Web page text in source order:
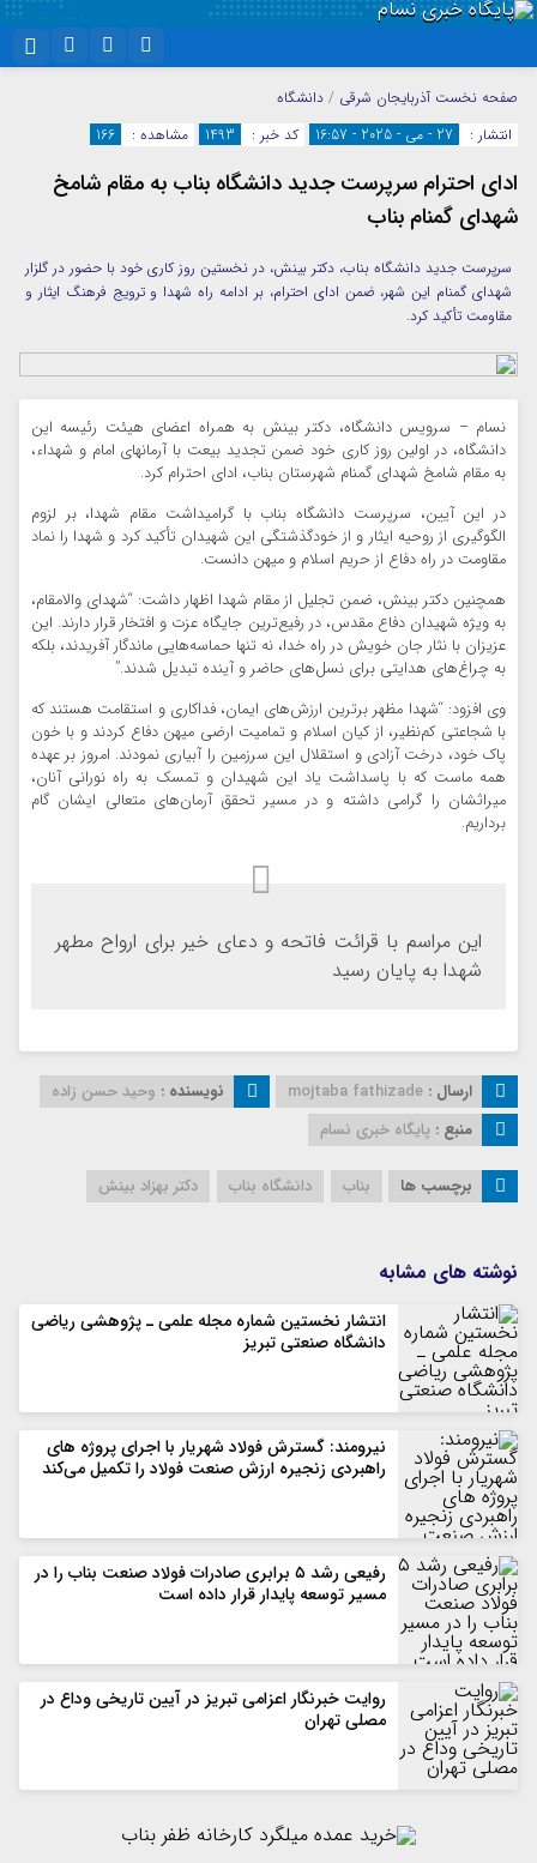
اینستاگرام
سروش
ایتا
آپارات
واتساپ
نام کاربری یا نشانی ایمیل
رمز عبور
مرا به خاطر بسپار
صفحه نخست آذربایجان شرقی / دانشگاه
انتشار :
27 - می - 2025 - 16:57 کد خبر : 1493 مشاهده : 166
ادای احترام سرپرست جدید دانشگاه بناب به مقام شامخ
شهدای گمنام بناب
سرپرست جدید دانشگاه بناب، دکتر بینش، در نخستین روز کاری خود با حضور در گلزار
شهدای گمنام این شهر، ضمن ادای احترام، بر ادامه راه شهدا و ترویج فرهنگ ایثار و
مقاومت تأکید کرد.
نسام – سرویس دانشگاه، دکتر بینش به همراه اعضای هیئت رئیسه این
دانشگاه، در اولین روز کاری خود ضمن تجدید بیعت با آرمانهای امام و شهداء،
به مقام شامخ شهدای گمنام شهرستان بناب، ادای احترام کرد.
در این آیین، سرپرست دانشگاه بناب با گرامیداشت مقام شهدا، بر لزوم
الگوگیری از روحیه ایثار و از خودگذشتگی این شهیدان تأکید کرد و شهدا را نماد
مقاومت در راه دفاع از حریم اسلام و میهن دانست.
همچنین دکتر بینش، ضمن تجلیل از مقام شهدا اظهار داشت: “شهدای والامقام،
به ویژه شهیدان دفاع مقدس، در رفیع‌ترین جایگاه عزت و افتخار قرار دارند. این
عزیزان با نثار جان خویش در راه خدا، نه تنها حماسه‌هایی ماندگار آفریدند، بلکه
به چراغ‌های هدایتی برای نسل‌های حاضر و آینده تبدیل شدند.”
وی افزود: “شهدا مظهر برترین ارزش‌های ایمان، فداکاری و استقامت هستند که
با شجاعتی کم‌نظیر، از کیان اسلام و تمامیت ارضی میهن دفاع کردند و با خون
پاک خود، درخت آزادی و استقلال این سرزمین را آبیاری نمودند. امروز بر عهده
همه ماست که با پاسداشت یاد این شهیدان و تمسک به راه نورانی آنان،
میراثشان را گرامی داشته و در مسیر تحقق آرمان‌های متعالی ایشان گام
برداریم.
این مراسم با قرائت فاتحه و دعای خیر برای ارواح مطهر
شهدا به پایان رسید
ارسال : mojtaba fathizade نویسنده : وحید حسن زاده
منبع : پایگاه خبری نسام
برچسب ها بناب دانشگاه بناب دکتر بهزاد بینش
نوشته های مشابه
انتشار نخستین شماره مجله علمی ـ پژوهشی ریاضی
دانشگاه صنعتی تبریز
نیرومند: گسترش فولاد شهریار با اجرای پروژه های
راهبردی زنجیره ارزش صنعت فولاد را تکمیل می‌کند
رفیعی رشد ۵ برابری صادرات فولاد صنعت بناب را در
مسیر توسعه پایدار قرار داده است
روایت خبرنگار اعزامی تبریز در آیین تاریخی وداع در
مصلی تهران